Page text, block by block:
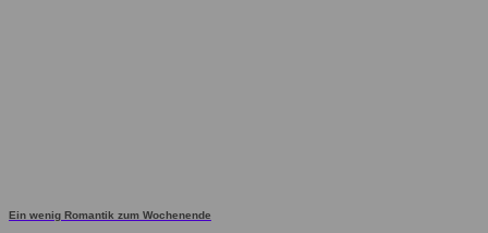
Ein wenig Romantik zum Wochenende